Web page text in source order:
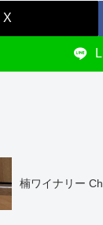
X
楠ワイナリー